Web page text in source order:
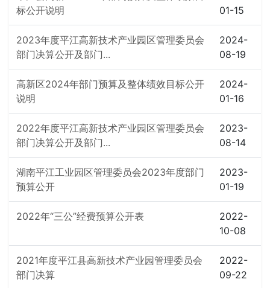
标公开说明
01-15
2023年度平江高新技术产业园区管理委员会
部门决算公开及部门...
2024-
08-19
高新区2024年部门预算及整体绩效目标公开
说明
2024-
01-16
2022年度平江高新技术产业园区管理委员会
部门决算公开及部门...
2023-
08-14
湖南平江工业园区管理委员会2023年度部门
预算公开
2023-
01-19
2022年“三公”经费预算公开表
2022-
10-08
2021年度平江县高新技术产业园管理委员会
部门决算
2022-
09-22